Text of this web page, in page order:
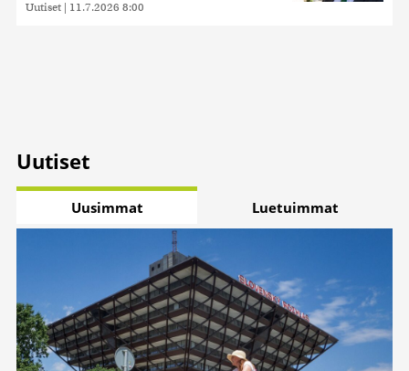
Uutiset | 11.7.2026 8:00
Uutiset
Uusimmat Luetuimmat